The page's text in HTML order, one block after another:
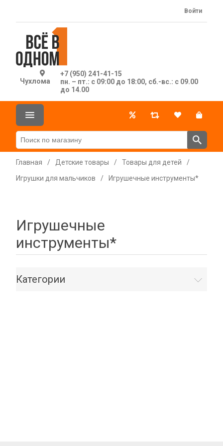
Чухлома
+7 (950) 241-41-15
пн. – пт.: с 09:00 до 18:00, сб.-вс.: с 09.00
до 14.00
Войти
Главная / Детские товары / Товары для детей
/
Игрушки для мальчиков
/ Игрушечные инструменты*
Игрушечные
инструменты*
Категории